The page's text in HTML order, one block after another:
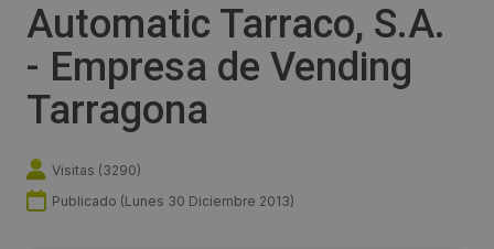
Automatic Tarraco, S.A.
- Empresa de Vending
Tarragona
Visitas (3290)
Publicado (Lunes 30 Diciembre 2013)